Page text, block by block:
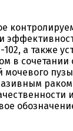
а также
в сочетании
мочевого
раком